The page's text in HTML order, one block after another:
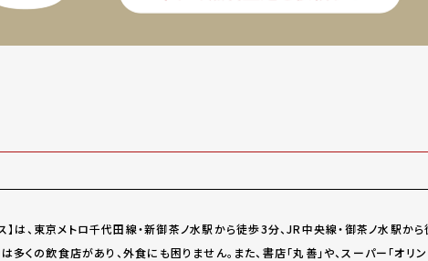
】は、東京メトロ千代田線・新御茶ノ水駅から徒歩3分、JR中央線・御茶ノ水駅
くの飲食店があり、外食にも困りません。また、書店「丸善」や、スーパー「オリン